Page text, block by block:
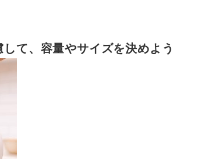
て、容量やサイズを決めよう